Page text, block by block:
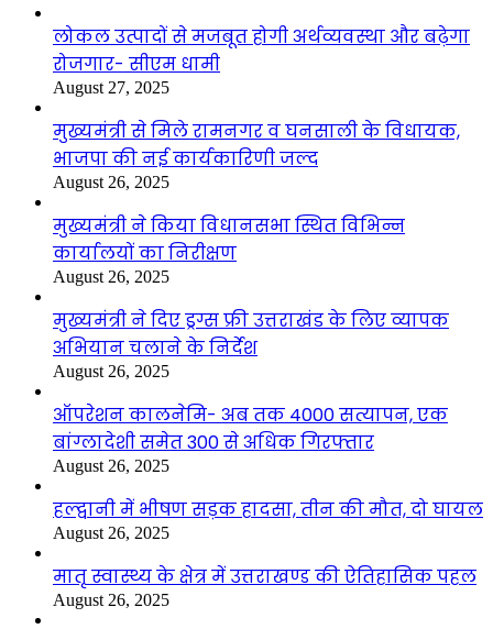
लोकल उत्पादों से मजबूत होगी अर्थव्यवस्था और बढ़ेगा
रोजगार- सीएम धामी
August 27, 2025
मुख्यमंत्री से मिले रामनगर व घनसाली के विधायक,
भाजपा की नई कार्यकारिणी जल्द
August 26, 2025
मुख्यमंत्री ने किया विधानसभा स्थित विभिन्न
कार्यालयों का निरीक्षण
August 26, 2025
मुख्यमंत्री ने दिए ड्रग्स फ्री उत्तराखंड के लिए व्यापक
अभियान चलाने के निर्देश
August 26, 2025
ऑपरेशन कालनेमि- अब तक 4000 सत्यापन, एक
बांग्लादेशी समेत 300 से अधिक गिरफ्तार
August 26, 2025
हल्द्वानी में भीषण सड़क हादसा, तीन की मौत, दो घायल
August 26, 2025
मातृ स्वास्थ्य के क्षेत्र में उत्तराखण्ड की ऐतिहासिक पहल
August 26, 2025